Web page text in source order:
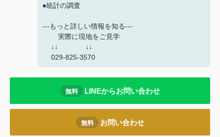
●統計の調査
---もっと詳しい情報を知る---
実際に現地をご見学
↓↓ ↓↓
029-825-3570
無料 LINEからお問い合わせ
無料 お問い合わせ